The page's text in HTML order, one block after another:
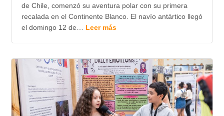
de Chile, comenzó su aventura polar con su primera
recalada en el Continente Blanco. El navío antártico llegó
el domingo 12 de… Leer más